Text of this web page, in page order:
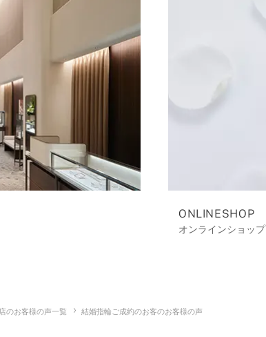
ONLINESHOP
オンラインショップ
のお客様の声一覧 結婚指輪ご成約のお客のお客様の声